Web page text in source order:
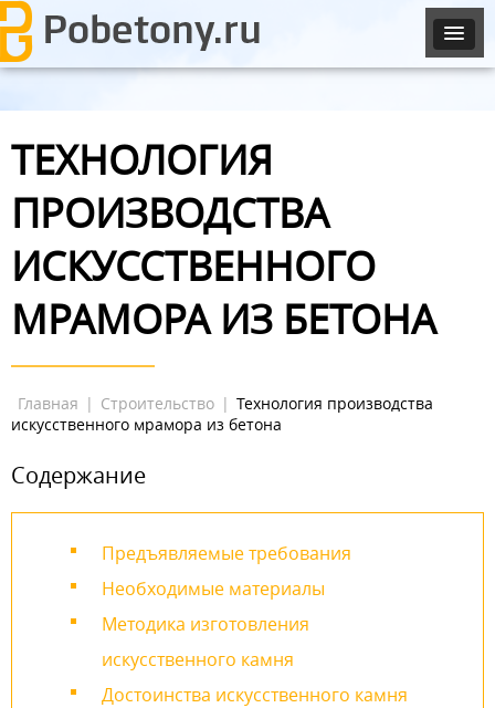
ТЕХНОЛОГИЯ
ПРОИЗВОДСТВА
ИСКУССТВЕННОГО
МРАМОРА ИЗ БЕТОНА
Главная | Строительство | Технология производства
искусственного мрамора из бетона
Содержание
Предъявляемые требования
Необходимые материалы
Методика изготовления
искусственного камня
Достоинства искусственного камня